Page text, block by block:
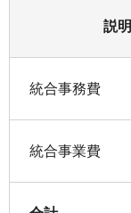
説明
統合事務費
統合事業費